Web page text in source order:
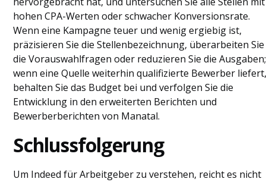
hohen CPA-Werten oder schwacher Konversionsrate.
Wenn eine Kampagne teuer und wenig ergiebig ist,
präzisieren Sie die Stellenbezeichnung, überarbeiten Sie
die Vorauswahlfragen oder reduzieren Sie die Ausgaben;
wenn eine Quelle weiterhin qualifizierte Bewerber
behalten Sie das Budget bei und verfolgen Sie die
Entwicklung in den erweiterten Berichten und
Bewerberberichten von Manatal.
Schlussfolgerung
Um Indeed für Arbeitgeber zu verstehen, reicht es nicht